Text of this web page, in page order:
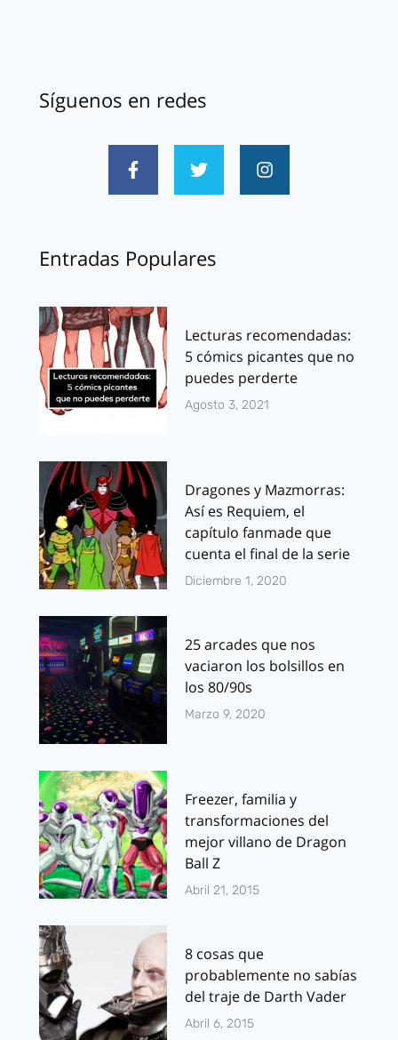
Síguenos en redes
Entradas Populares
Lecturas recomendadas:
5 cómics picantes que no
puedes perderte
Agosto 3, 2021
Dragones y Mazmorras:
Así es Requiem, el
capítulo fanmade que
cuenta el final de la serie
Diciembre 1, 2020
25 arcades que nos
vaciaron los bolsillos en
los 80/90s
Marzo 9, 2020
Freezer, familia y
transformaciones del
mejor villano de Dragon
Ball Z
Abril 21, 2015
8 cosas que
probablemente no sabías
del traje de Darth Vader
Abril 6, 2015